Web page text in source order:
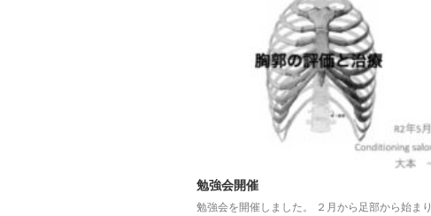
勉強会開催
勉強会を開催しました。 ２月から足部から始まり